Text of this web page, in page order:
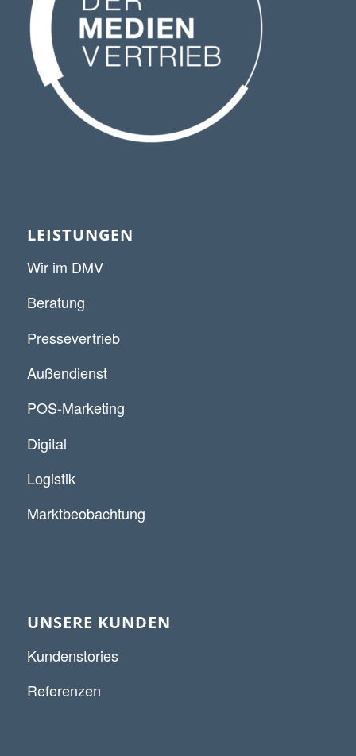
LEISTUNGEN
Wir im DMV
Beratung
Pressevertrieb
Außendienst
POS-Marketing
Digital
Logistik
Marktbeobachtung
UNSERE KUNDEN
Kundenstories
Referenzen